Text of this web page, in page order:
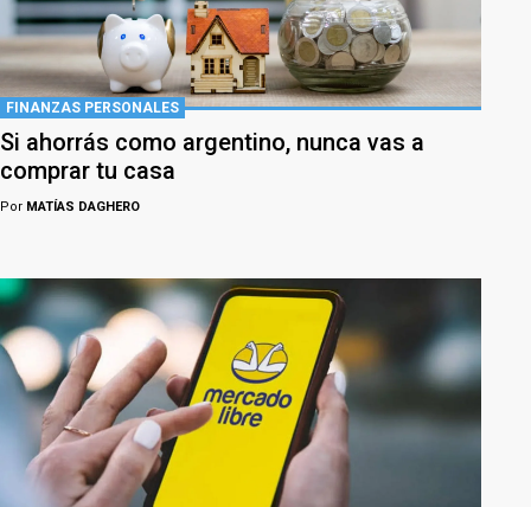
FINANZAS PERSONALES
Si ahorrás como argentino, nunca vas a
comprar tu casa
Por MATÍAS DAGHERO